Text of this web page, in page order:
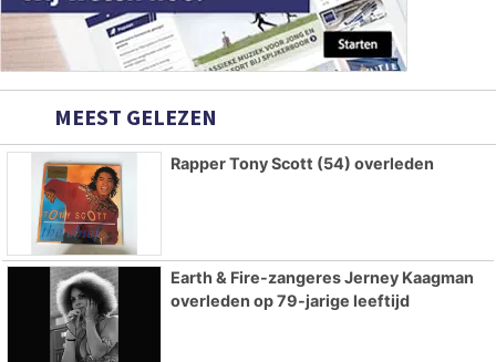
MEEST GELEZEN
Rapper Tony Scott (54) overleden
Earth & Fire-zangeres Jerney Kaagman
overleden op 79-jarige leeftijd